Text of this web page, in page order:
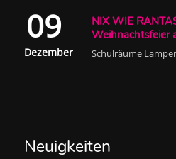
09
Dezember
NIX WIE
Weihnachtsfeier
Schulräume
Neuigkeiten